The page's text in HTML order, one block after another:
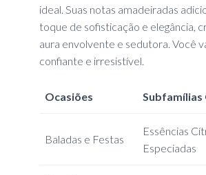
ideal. Suas notas amadeiradas
toque de sofisticação e elegância,
aura envolvente e sedutora. Você
confiante e irresistível.
Ocasiões
Baladas e Festas
Essências
Especiadas